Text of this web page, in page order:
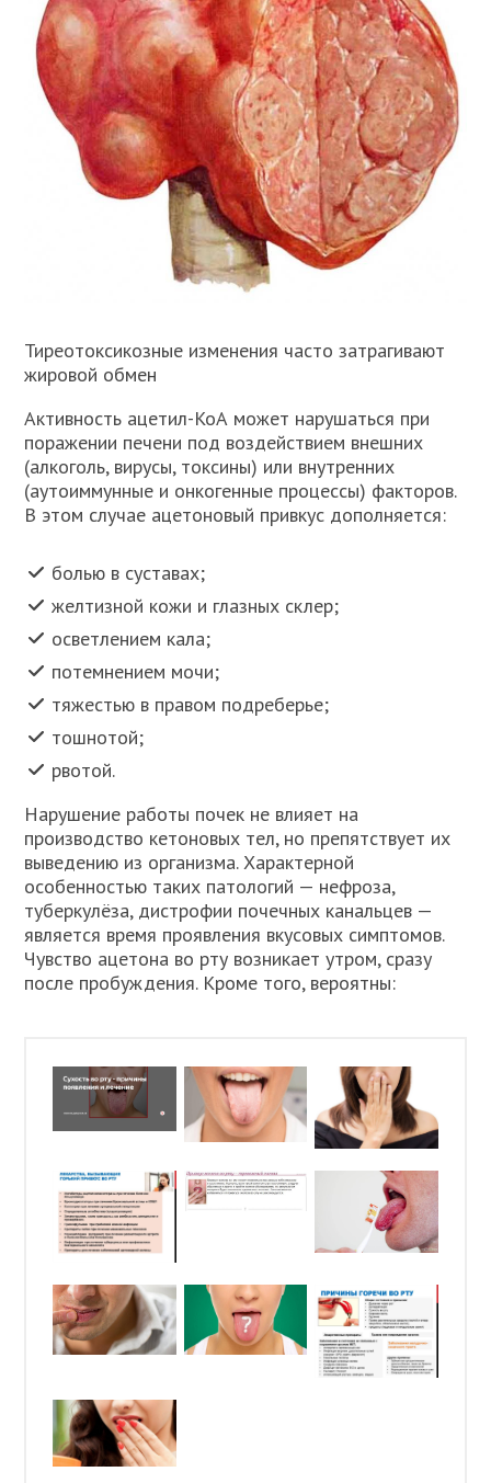
Тиреотоксикозные изменения часто затрагивают
жировой обмен
Активность ацетил-КоА может нарушаться при
поражении печени под воздействием внешних
(алкоголь, вирусы, токсины) или внутренних
(аутоиммунные и онкогенные процессы) факторов.
В этом случае ацетоновый привкус дополняется:
болью в суставах;
желтизной кожи и глазных склер;
осветлением кала;
потемнением мочи;
тяжестью в правом подреберье;
тошнотой;
рвотой.
Нарушение работы почек не влияет на
производство кетоновых тел, но препятствует их
выведению из организма. Характерной
особенностью таких патологий — нефроза,
туберкулёза, дистрофии почечных канальцев —
является время проявления вкусовых симптомов.
Чувство ацетона во рту возникает утром, сразу
после пробуждения. Кроме того, вероятны: